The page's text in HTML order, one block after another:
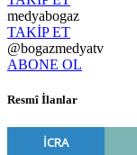
medyabogaz
TAKİP ET
@bogazmedyatv
ABONE OL
Resmî İlanlar